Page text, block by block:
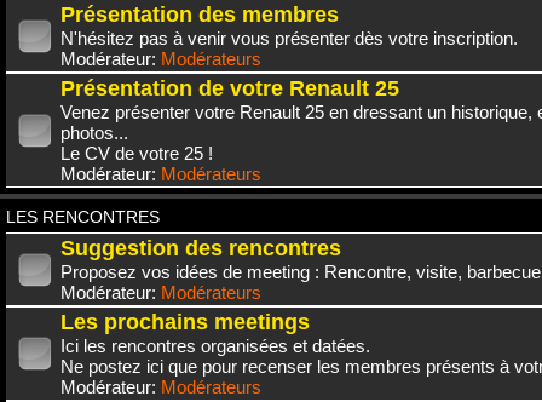
Présentation des membres
N'hésitez pas à venir vous présenter dès votre inscription.
Modérateur: Modérateurs
Présentation de votre Renault 25
Venez présenter votre Renault 25 en dressant un historique,
photos...
Le CV de votre 25 !
Modérateur: Modérateurs
LES RENCONTRES
Suggestion des rencontres
Proposez vos idées de meeting : Rencontre, visite,
Modérateur: Modérateurs
Les prochains meetings
Ici les rencontres organisées et datées.
Ne postez ici que pour recenser les membres présents à
Modérateur: Modérateurs